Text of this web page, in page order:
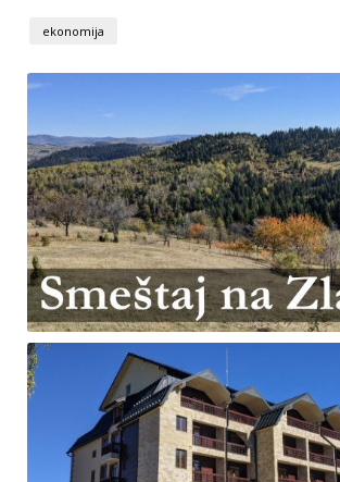
ekonomija